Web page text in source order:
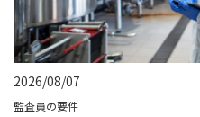
2026/08/07
監査員の要件